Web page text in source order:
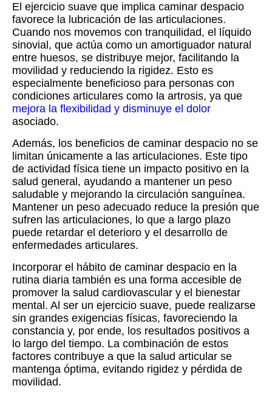
El ejercicio suave que implica caminar despacio
favorece la lubricación de las articulaciones.
Cuando nos movemos con tranquilidad, el líquido
sinovial, que actúa como un amortiguador natural
entre huesos, se distribuye mejor, facilitando la
movilidad y reduciendo la rigidez. Esto es
especialmente beneficioso para personas con
condiciones articulares como la artrosis, ya que
mejora la flexibilidad y disminuye el dolor
asociado.
Además, los beneficios de caminar despacio no se
limitan únicamente a las articulaciones. Este tipo
de actividad física tiene un impacto positivo en la
salud general, ayudando a mantener un peso
saludable y mejorando la circulación sanguínea.
Mantener un peso adecuado reduce la presión que
sufren las articulaciones, lo que a largo plazo
puede retardar el deterioro y el desarrollo de
enfermedades articulares.
Incorporar el hábito de caminar despacio en la
rutina diaria también es una forma accesible de
promover la salud cardiovascular y el bienestar
mental. Al ser un ejercicio suave, puede realizarse
sin grandes exigencias físicas, favoreciendo la
constancia y, por ende, los resultados positivos a
lo largo del tiempo. La combinación de estos
factores contribuye a que la salud articular se
mantenga óptima, evitando rigidez y pérdida de
movilidad.